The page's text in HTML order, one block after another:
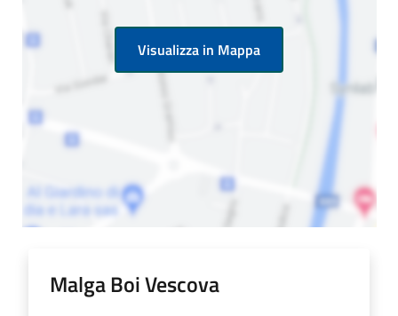
Visualizza in Mappa
Malga Boi Vescova